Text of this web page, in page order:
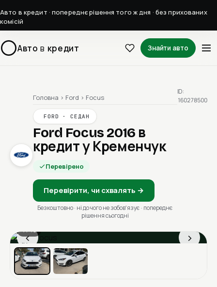
Авто в кредит · попереднє рішення того ж дня · без прихованих
комісій
Авто в кредит Знайти авто
Головна › Ford › Focus
FORD · СЕДАН
Ford Focus 2016 в
кредит у Кременчук
Перевірено
Перевірити, чи схвалять →
Безкоштовно · ні до чого не зобовʼязує · попереднє
рішення сьогодні
ID:
160278500
‹ ›
1 / 13
Ціна в місяць